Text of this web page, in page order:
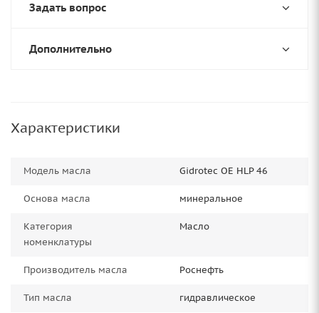
Задать вопрос
Дополнительно
Характеристики
Модель масла Gidrotec OE HLP 46
Основа масла минеральное
Категория
номенклатуры
Масло
Производитель масла Роснефть
Тип масла гидравлическое